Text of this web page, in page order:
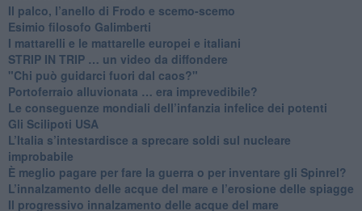
​Il palco, l’anello di Frodo e scemo-scemo
Esimio filosofo Galimberti
​I mattarelli e le mattarelle europei e italiani
​STRIP IN TRIP … un video da diffondere
"Chi può guidarci fuori dal caos?"
​Portoferraio alluvionata … era imprevedibile?
Le conseguenze mondiali dell’infanzia infelice dei potenti
​Gli Scilipoti USA
L’Italia s’intestardisce a sprecare soldi sul nucleare
improbabile
È meglio pagare per fare la guerra o per inventare gli Spinrel?
​L’innalzamento delle acque del mare e l’erosione delle spiagge
​Il progressivo innalzamento delle acque del mare